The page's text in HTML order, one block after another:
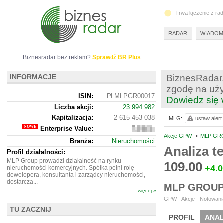
zgodę na
Dowiedz się
Akcje GPW • MLP
Analiza
109.00
MLP
GPW - Akcje -
PROFIL
MLG: ustaw alert
Biznesradar bez reklam? Sprawdź BR Plus
INFORMACJE
ISIN:
PLMLPGR00017
Liczba akcji:
23 994 982
Kapitalizacja:
2 615 453 038
Enterprise Value:
5
685
844
Branża:
Nieruchomości
Profil działalności:
MLP Group prowadzi działalność na rynku
nieruchomości komercyjnych. Spółka pełni rolę
dewelopera, konsultanta i zarządcy nieruchomości,
dostarcza...
więcej »
TU ZACZNIJ
Trwa łączenie z
RADAR